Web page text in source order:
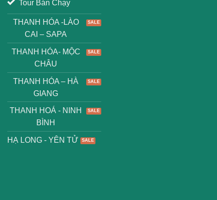
Tour Bán Chạy
THANH HÓA -LÀO
CAI – SAPA
THANH HÓA- MỘC
CHÂU
THANH HÓA – HÀ
GIANG
THANH HOÁ - NINH
BÌNH
HẠ LONG - YÊN TỬ